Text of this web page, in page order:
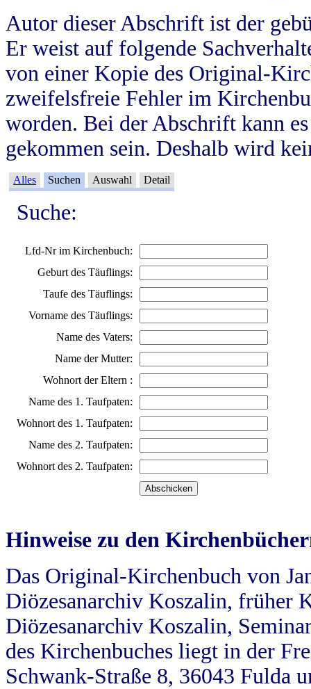
Autor dieser Abschrift ist der
Er weist auf folgende
von einer Kopie des Original-
zweifelsfreie Fehler im
worden. Bei der Abschrift kann
gekommen sein. Deshalb wird
Alles Suchen Auswahl Detail
Suche:
Lfd-Nr im Kirchenbuch:
Geburt des Täuflings:
Taufe des Täuflings:
Vorname des Täuflings:
Name des Vaters:
Name der Mutter:
Wohnort der Eltern :
Name des 1. Taufpaten:
Wohnort des 1. Taufpaten:
Name des 2. Taufpaten:
Wohnort des 2. Taufpaten:
Hinweise zu den
Das Original-Kirchenbuch von
Diözesanarchiv Koszalin, früher
Diözesanarchiv Koszalin,
des Kirchenbuches liegt in der
Schwank-Straße 8, 36043 Fulda